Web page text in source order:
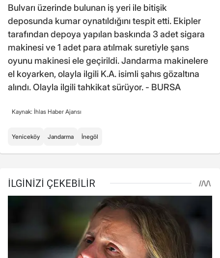
Bulvarı üzerinde bulunan iş yeri ile bitişik
deposunda kumar oynatıldığını tespit etti. Ekipler
tarafından depoya yapılan baskında 3 adet sigara
makinesi ve 1 adet para atılmak suretiyle şans
oyunu makinesi ele geçirildi. Jandarma makinelere
el koyarken, olayla ilgili K.A. isimli şahıs gözaltına
alındı. Olayla ilgili tahkikat sürüyor. - BURSA
Kaynak: İhlas Haber Ajansı
Yeniceköy Jandarma İnegöl